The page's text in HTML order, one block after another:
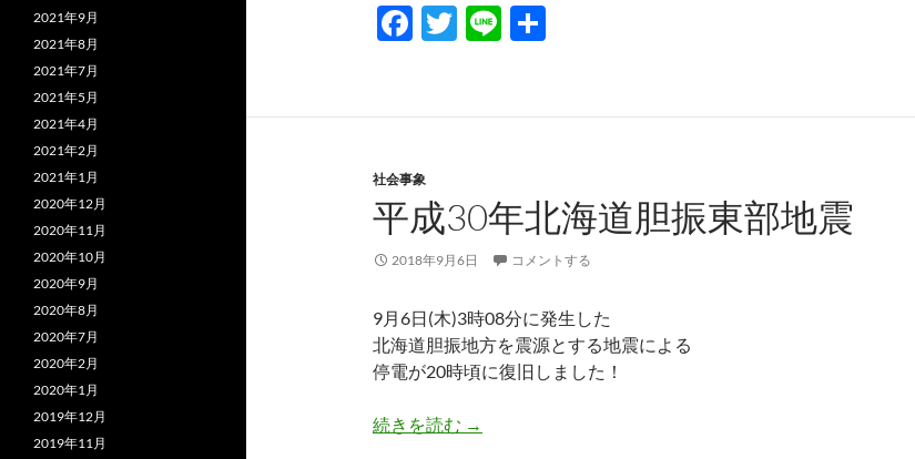
F
b
o
o
k
T
er
Li
社会事象
平成30年北海道胆振東部地震
2018年9月6日 コメントする
9月6日(木)3時08分に発生した
北海道胆振地方を震源とする地震による
停電が20時頃に復旧しました！
続きを読む 平成30年北海道胆振東部地震
→
2021年9月
2021年8月
2021年7月
2021年5月
2021年4月
2021年2月
2021年1月
2020年12月
2020年11月
2020年10月
2020年9月
2020年8月
2020年7月
2020年2月
2020年1月
2019年12月
2019年11月